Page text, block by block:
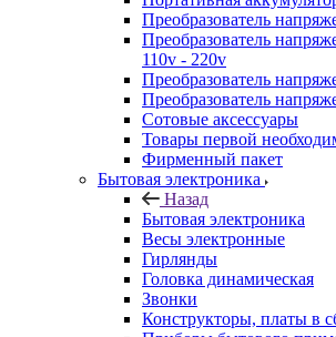
Преобразователь
Преобразователь
110v - 220v
Преобразователь
Преобразователь
Сотовые аксессуары
Товары первой
Фирменный пакет
Бытовая электроника
Назад
Бытовая электроника
Весы электронные
Гирлянды
Головка динамическая
Звонки
Конструкторы, платы в